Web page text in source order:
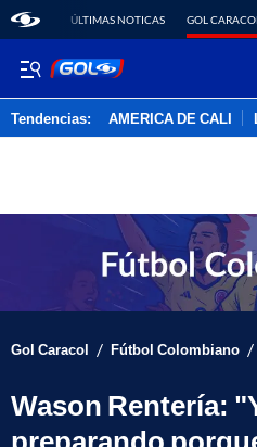
ÚLTIMAS NOTICAS GOL CARACOL
Tendencias: AMERICA DE CALI
Gol Caracol / Fútbol Colombiano /
Wason Rentería:
preparando